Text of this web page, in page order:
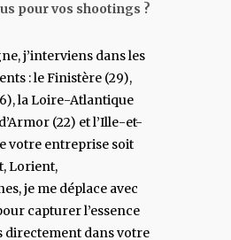
pour vos shootings ?
j’interviens dans les
: le Finistère (29),
la Loire-Atlantique
(22) et l’Ille-et-
votre entreprise soit
Lorient,
je me déplace avec
capturer l’essence
directement dans votre